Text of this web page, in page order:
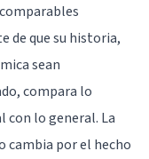
de que su historia,
sean
compara lo
con lo general. La
cambia por el hecho